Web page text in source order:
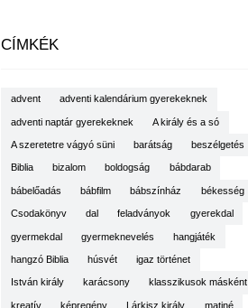
CÍMKÉK
advent adventi kalendárium gyerekeknek
adventi naptár gyerekeknek A király és a só
A szeretetre vágyó süni barátság beszélgetés
Biblia bizalom boldogság bábdarab
bábelőadás bábfilm bábszínház békesség
Csodakönyv dal feladványok gyerekdal
gyermekdal gyermeknevelés hangjáték
hangzó Biblia húsvét igaz történet
István király karácsony klasszikusok másként
kreatív képregény Lárkisz király matiné